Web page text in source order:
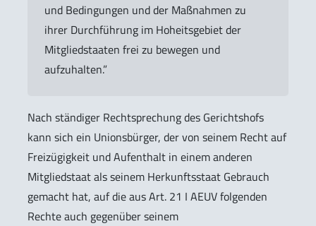
und Bedingungen und der Maßnahmen zu
ihrer Durchführung im Hoheitsgebiet der
Mitgliedstaaten frei zu bewegen und
aufzuhalten.”
Nach ständiger Rechtsprechung des Gerichtshofs
kann sich ein Unionsbürger, der von seinem Recht auf
Freizügigkeit und Aufenthalt in einem anderen
Mitgliedstaat als seinem Herkunftsstaat Gebrauch
gemacht hat, auf die aus Art. 21 I AEUV folgenden
Rechte auch gegenüber seinem